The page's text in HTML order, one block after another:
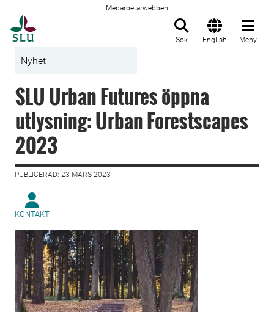
Medarbetarwebben
Sök English Meny
Nyhet
SLU Urban Futures öppna
utlysning: Urban Forestscapes
2023
PUBLICERAD: 23 MARS 2023
KONTAKT